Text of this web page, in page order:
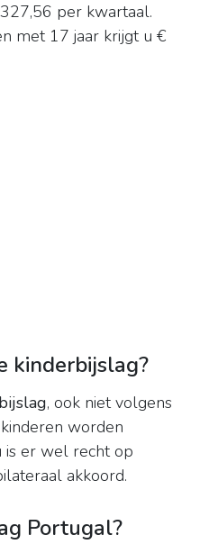
per kwartaal.
met 17 jaar krijgt u €
kinderbijslag?
, ook niet volgens
worden
is er wel recht op
akkoord.
Portugal?